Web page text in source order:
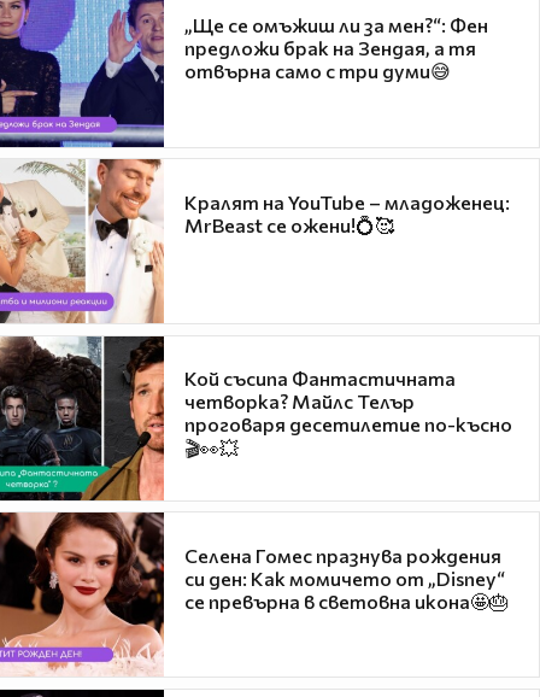
„Ще се омъжиш ли за мен?“: Фен
предложи брак на Зендая, а тя
отвърна само с три думи😅
Кралят на YouTube – младоженец:
MrBeast се ожени!💍🥰
Кой съсипа Фантастичната
четворка? Майлс Телър
проговаря десетилетие по-късно
🎬👀💥
Селена Гомес празнува рождения
си ден: Как момичето от „Disney“
се превърна в световна икона🤩🎂